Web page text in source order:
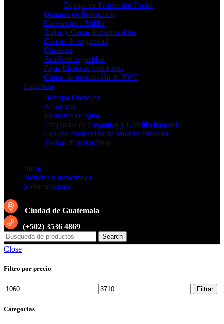
Equipo de Protección Facial
Guantes de Protección
Caretas para Soldar
Trajes y Capas Impermeables
Cascos de seguridad
Chalecos
Arnés de seguridad
Fajas Elásticas Lumbares
Conos de precaución de PVC
Limpieza
Destapa Drenajes
Basureros
Jaladores de agua
Limpiador de Cerámica y Ladrillo Industrial
Liquido Protección de Madera Blandas
Toallas de microfibra
Inicio
Noticias y novedades
Sobre nosotros
Ciudad de Guatemala
(+502) 3536 4869
Search
Close
Filtro por precio
Precio
mínimo
Precio
máximo
Filtrar
Categorías